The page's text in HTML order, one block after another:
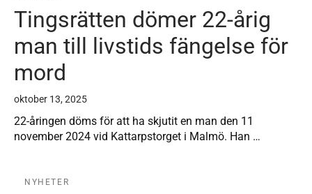
Tingsrätten dömer 22-årig
man till livstids fängelse för
mord
oktober 13, 2025
22-åringen döms för att ha skjutit en man den 11
november 2024 vid Kattarpstorget i Malmö. Han …
NYHETER